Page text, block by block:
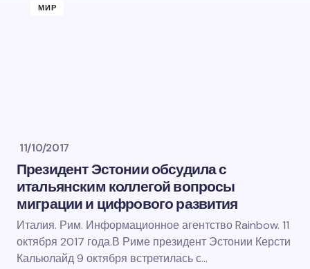
МИР
11/10/2017
Президент Эстонии обсудила с
итальянским коллегой вопросы
миграции и цифрового развития
Италия. Рим. Информационное агентство Rainbow. 11
октября 2017 года.В Риме президент Эстонии Керсти
Кальюлайд 9 октября встретилась с…